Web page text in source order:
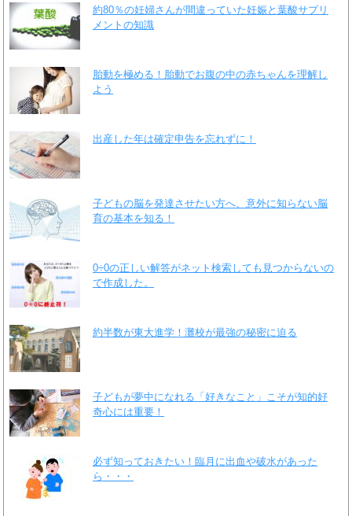
約80％の妊婦さんが間違っていた妊娠と葉酸サプリ
メントの知識
胎動を極める！胎動でお腹の中の赤ちゃんを理解し
よう
出産した年は確定申告を忘れずに！
子どもの脳を発達させたい方へ、意外に知らない脳
育の基本を知る！
0÷0の正しい解答がネット検索しても見つからないの
で作成した。
約半数が東大進学！灘校が最強の秘密に迫る
子どもが夢中になれる「好きなこと」こそが知的好
奇心には重要！
必ず知っておきたい！臨月に出血や破水があった
ら・・・